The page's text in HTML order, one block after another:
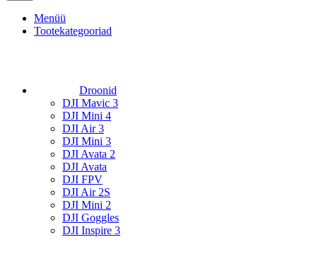
Menüü
Tootekategooriad
Droonid
DJI Mavic 3
DJI Mini 4
DJI Air 3
DJI Mini 3
DJI Avata 2
DJI Avata
DJI FPV
DJI Air 2S
DJI Mini 2
DJI Goggles
DJI Inspire 3